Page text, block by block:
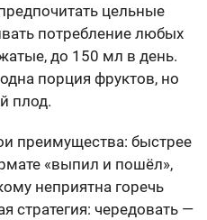
цельные
потребление любых
до 150 мл в день.
порция фруктов, но
плод.
преимущества: быстрее
«выпил и пошёл»,
неприятна горечь
стратегия: чередовать —